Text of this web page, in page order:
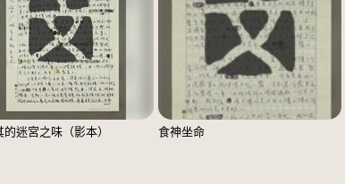
的迷宮之味（影本） 食神坐命